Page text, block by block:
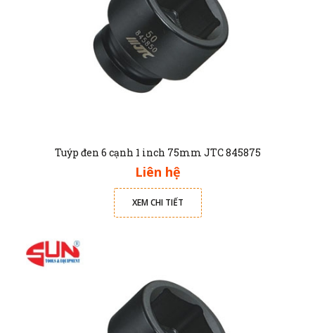
Tuýp đen 6 cạnh 1 inch 75mm JTC 845875
Liên hệ
XEM CHI TIẾT